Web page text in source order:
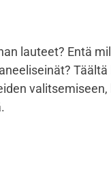
lauteet? Entä
Täältä
valitsemiseen,